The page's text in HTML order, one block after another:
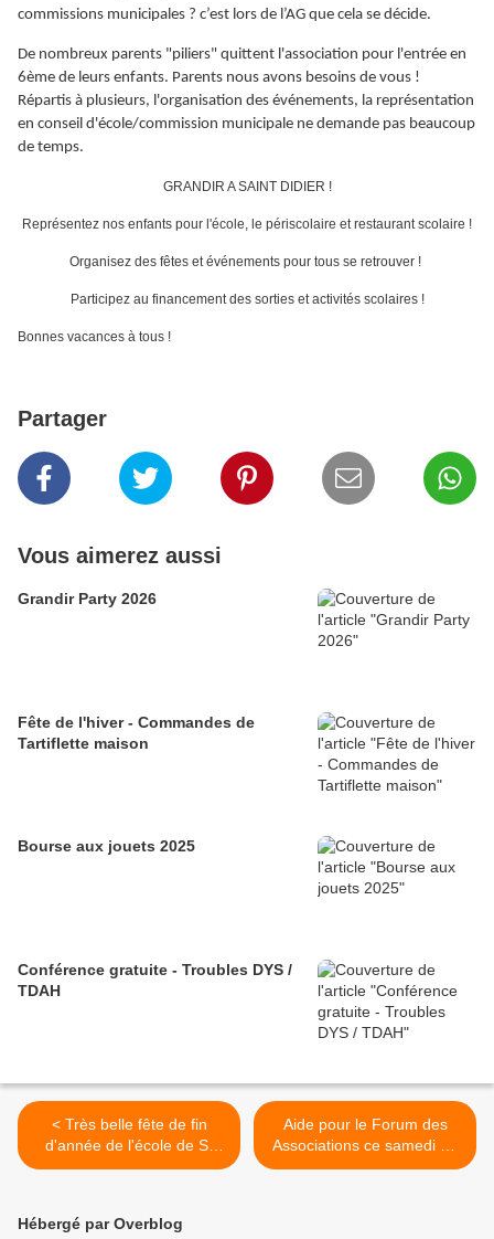
commissions municipales ? c’est lors de l’AG que cela se décide.
De nombreux parents "piliers" quittent l'association pour l'entrée en
6ème de leurs enfants. Parents nous avons besoins de vous !
Répartis à plusieurs, l'organisation des événements, la représentation
en conseil d'école/commission municipale ne demande pas beaucoup
de temps.
GRANDIR A SAINT DIDIER !
Représentez nos enfants pour l'école, le périscolaire et restaurant scolaire !
Organisez des fêtes et événements pour tous se retrouver !
Participez au financement des sorties et activités scolaires !
Bonnes vacances à tous !
Partager
Vous aimerez aussi
Grandir Party 2026
Fête de l'hiver - Commandes de
Tartiflette maison
Bourse aux jouets 2025
Conférence gratuite - Troubles DYS /
TDAH
< Très belle fête de fin
d'année de l'école de St
fortunat !
Aide pour le Forum des
Associations ce samedi 8 !
>
Hébergé par Overblog